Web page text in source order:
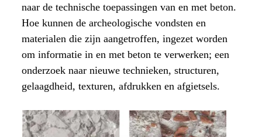
naar de technische toepassingen van en met beton.
Hoe kunnen de archeologische vondsten en
materialen die zijn aangetroffen, ingezet worden
om informatie in en met beton te verwerken; een
onderzoek naar nieuwe technieken, structuren,
gelaagdheid, texturen, afdrukken en afgietsels.